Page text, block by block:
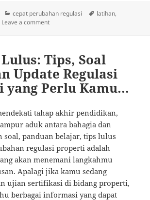
Categories
cepat perubahan regulasi Tags
latihan,
Leave a commenton Jurus Ampuh Lulus Ujian
Tips, Soal
Update Regulasi
yang Perlu Kamu…
tahap akhir pendidikan,
aduk antara bahagia dan
soal, panduan belajar, tips lulus
regulasi properti adalah
akan menemani langkahmu
Apalagi jika kamu sedang
ujian sertifikasi di bidang properti,
berbagai informasi yang dapat